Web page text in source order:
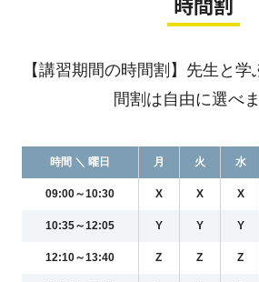
【講習期間の時間割】先生と
間割は自由に選べま
時間 ＼ 曜日 月 火 水
09:00～10:30 X X X
10:35～12:05 Y Y Y
12:10～13:40 Z Z Z